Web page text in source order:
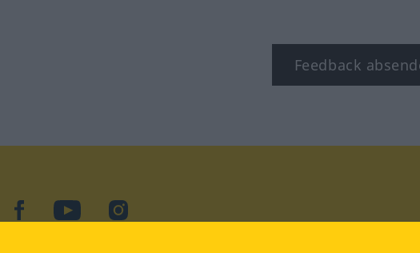
Feedback
facebookYouTubeInstagram